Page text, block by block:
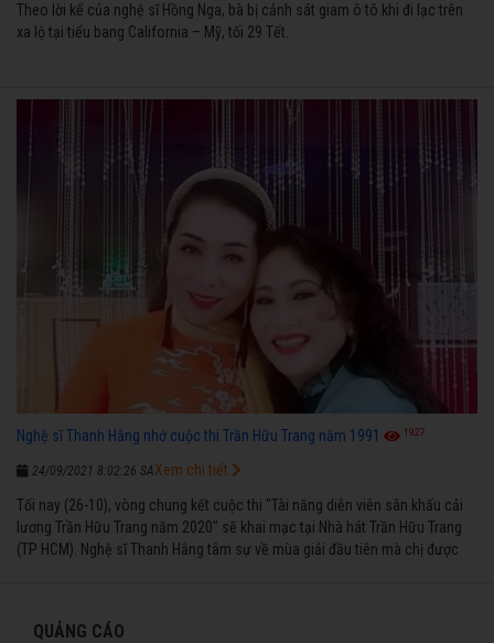
Theo lời kể của nghệ sĩ Hồng Nga, bà bị cảnh sát giam ô tô khi đi lạc trên
xa lộ tại tiểu bang California – Mỹ, tối 29 Tết.
Nghệ sĩ Thanh Hằng nhớ cuộc thi Trần Hữu Trang năm 1991 1927
24/09/2021 8:02:26 SA
Tối nay (26-10), vòng chung kết cuộc thi "Tài năng diễn viên sân khấu cải
lương Trần Hữu Trang năm 2020" sẽ khai mạc tại Nhà hát Trần Hữu Trang
(TP HCM). Nghệ sĩ Thanh Hằng tâm sự về mùa giải đầu tiên mà chị được
Xem chi tiết
QUẢNG CÁO